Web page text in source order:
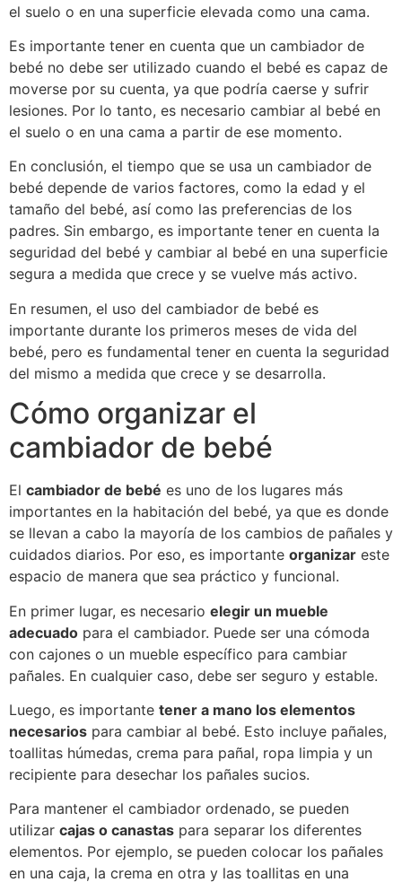
el suelo o en una superficie elevada como una cama.
Es importante tener en cuenta que un cambiador de
bebé no debe ser utilizado cuando el bebé es capaz de
moverse por su cuenta, ya que podría caerse y sufrir
lesiones. Por lo tanto, es necesario cambiar al bebé en
el suelo o en una cama a partir de ese momento.
En conclusión, el tiempo que se usa un cambiador de
bebé depende de varios factores, como la edad y el
tamaño del bebé, así como las preferencias de los
padres. Sin embargo, es importante tener en cuenta la
seguridad del bebé y cambiar al bebé en una superficie
segura a medida que crece y se vuelve más activo.
En resumen, el uso del cambiador de bebé es
importante durante los primeros meses de vida del
bebé, pero es fundamental tener en cuenta la seguridad
del mismo a medida que crece y se desarrolla.
Cómo organizar el
cambiador de bebé
El cambiador de bebé es uno de los lugares más
importantes en la habitación del bebé, ya que es donde
se llevan a cabo la mayoría de los cambios de pañales y
cuidados diarios. Por eso, es importante organizar este
espacio de manera que sea práctico y funcional.
En primer lugar, es necesario elegir un mueble
adecuado para el cambiador. Puede ser una cómoda
con cajones o un mueble específico para cambiar
pañales. En cualquier caso, debe ser seguro y estable.
Luego, es importante tener a mano los elementos
necesarios para cambiar al bebé. Esto incluye pañales,
toallitas húmedas, crema para pañal, ropa limpia y un
recipiente para desechar los pañales sucios.
Para mantener el cambiador ordenado, se pueden
utilizar cajas o canastas para separar los diferentes
elementos. Por ejemplo, se pueden colocar los pañales
en una caja, la crema en otra y las toallitas en una